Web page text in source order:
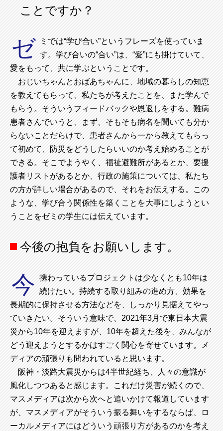
ことですか？
ゼ ミでは“学び合い”というフレーズを使っていま
す。学び合いの“合い”は、“愛”にも掛けていて、
愛をもって、共に学ぶということです。
おじいちゃんとおばあちゃんに、地域の暮らしの知恵
を教えてもらって、私たちが考えたことを、また学んで
もらう。そういうフィードバックや恩返しをする。難病
患者さんでいうと、まず、そもそも病名を聞いても分か
らないことだらけで、患者さんから一から教えてもらっ
て初めて、防災をどうしたらいいのか考え始めることが
できる。そこでようやく、福祉避難所があるとか、要援
護者リストがあるとか、行政の施策については、私たち
の方が詳しい場合があるので、それをお伝えする。この
ような、学び合う関係性を築くことを大事にしようとい
うことをゼミの学生には伝えています。
今後の抱負をお願いします。
今 携わっているプロジェクトは少なくとも10年は
続けたい。持続する取り組みの進め方、効果を
長期的に保持させる方法などを、しっかり見据えてやっ
ていきたい。そういう意味で、2021年3月で東日本大震
災から10年を迎えますが、10年を超えた後を、みんなが
どう迎えようとするかはすごく関心を寄せています。メ
ディアの頑張りも問われていると思います。
阪神・淡路大震災からは4半世紀経ち、人々の意識が
風化しつつあると感じます。これだけ災害が続くので、
マスメディアは次から次へと追いかけて報道しています
が、マスメディアがそういう振る舞いをするならば、ロ
ーカルメディアにはどういう頑張り方があるのかを考え